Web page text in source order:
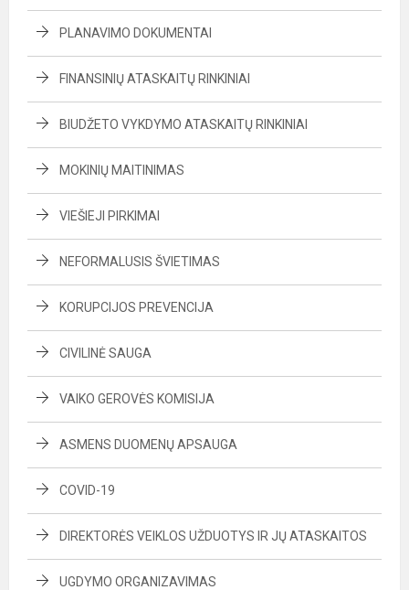
PLANAVIMO DOKUMENTAI
FINANSINIŲ ATASKAITŲ RINKINIAI
BIUDŽETO VYKDYMO ATASKAITŲ RINKINIAI
MOKINIŲ MAITINIMAS
VIEŠIEJI PIRKIMAI
NEFORMALUSIS ŠVIETIMAS
KORUPCIJOS PREVENCIJA
CIVILINĖ SAUGA
VAIKO GEROVĖS KOMISIJA
ASMENS DUOMENŲ APSAUGA
COVID-19
DIREKTORĖS VEIKLOS UŽDUOTYS IR JŲ ATASKAITOS
UGDYMO ORGANIZAVIMAS